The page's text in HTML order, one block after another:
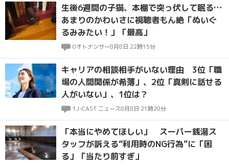
生後6週間の子猫、本棚で突っ伏して眠る…
あまりのかわいさに視聴者もん絶「ぬいぐ
るみみたい！」「最高」
0オトナンサー8月8日 22時15分
キャリアの相談相手がいない理由 3位「職
場の人間関係が希薄」、2位「真剣に話せる
人がいない」、1位は？
1J-CAST ニュース8月8日 21時20分
「本当にやめてほしい」 スーパー銭湯ス
タッフが訴える“利用時のNG行為”に「困
る」「当たり前すぎ」